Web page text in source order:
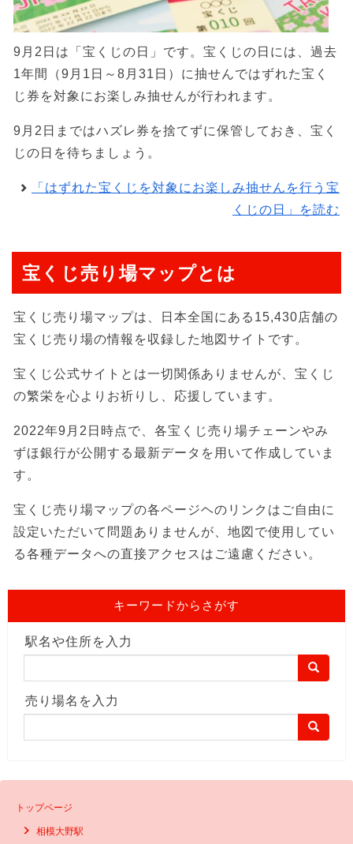
9月2日は「宝くじの日」です。宝くじの日には、過去
1年間（9月1日～8月31日）に抽せんではずれた宝く
じ券を対象にお楽しみ抽せんが行われます。
9月2日まではハズレ券を捨てずに保管しておき、宝く
じの日を待ちましょう。
「はずれた宝くじを対象にお楽しみ抽せんを行う宝
くじの日」を読む
宝くじ売り場マップとは
宝くじ売り場マップは、日本全国にある15,430店舗の
宝くじ売り場の情報を収録した地図サイトです。
宝くじ公式サイトとは一切関係ありませんが、宝くじ
の繁栄を心よりお祈りし、応援しています。
2022年9月2日時点で、各宝くじ売り場チェーンやみ
ずほ銀行が公開する最新データを用いて作成していま
す。
宝くじ売り場マップの各ページヘのリンクはご自由に
設定いただいて問題ありませんが、地図で使用してい
る各種データへの直接アクセスはご遠慮ください。
キーワードからさがす
駅名や住所を入力
売り場名を入力
トップページ
相模大野駅